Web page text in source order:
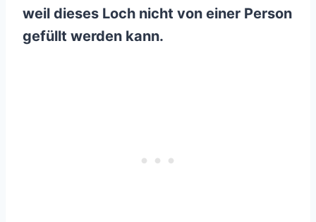
weil dieses Loch nicht von einer Person
gefüllt werden kann.